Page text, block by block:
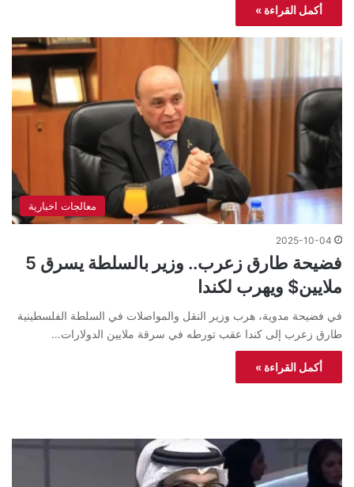
أكمل القراءة »
معالجات اخبارية
2025-10-04
فضيحة طارق زعرب.. وزير بالسلطة يسرق 5
ملايين$ ويهرب لكندا
في فضيحة مدوية، هرب وزير النقل والمواصلات في السلطة الفلسطينية
طارق زعرب إلى كندا عقب تورطه في سرقة ملايين الدولارات…
أكمل القراءة »